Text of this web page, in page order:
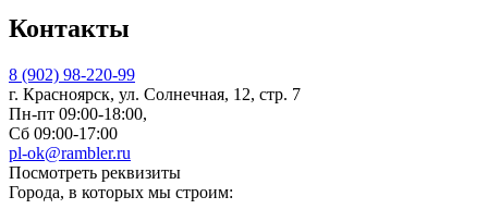
Контакты
8 (902) 98-220-99
г. Красноярск, ул. Солнечная, 12, стр. 7
Пн-пт 09:00-18:00,
Сб 09:00-17:00
pl-ok@rambler.ru
Посмотреть реквизиты
Города, в которых мы строим: